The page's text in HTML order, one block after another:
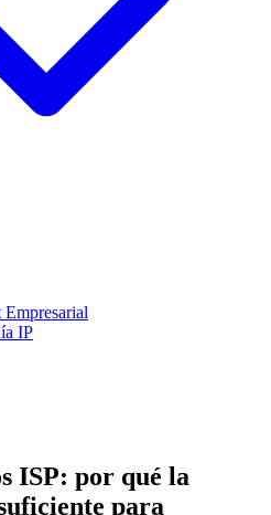
IP
ISP: por qué la
para